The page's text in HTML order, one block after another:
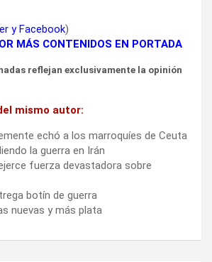
yFacebook)
MÁS CONTENIDOS EN PORTADA
reflejan exclusivamente la opinión
mismo autor:
echó a los marroquíes de Ceuta
la guerra en Irán
fuerza devastadora sobre
botín de guerra
nuevas y más plata